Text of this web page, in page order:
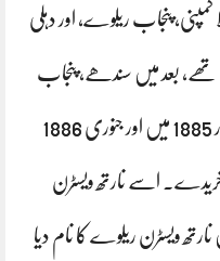
کمپنی، پنجاب ریلوے، اور دہلی
بعد میں سندھے، پنجاب
اور دہلی ریلوے کمپنی میں ضم ہو گئے اور 1885 میں اور جنوری 1886
اسے نارتھ ویسٹرن
ویسٹرن ریلوے کا نام دیا